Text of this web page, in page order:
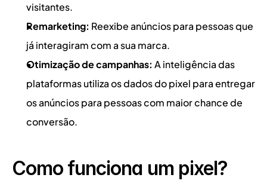
visitantes.
Remarketing: Reexibe anúncios para pessoas que
já interagiram com a sua marca.
Otimização de campanhas: A inteligência das
plataformas utiliza os dados do pixel para entregar
os anúncios para pessoas com maior chance de
conversão.
Como funciona um pixel?